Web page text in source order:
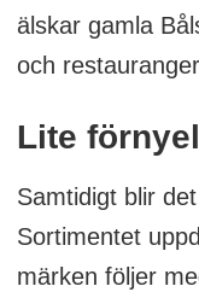
älskar gamla
och
Lite
Samtidigt blir
Sortimentet
märken följer